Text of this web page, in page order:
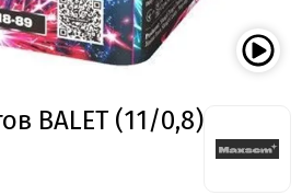
BALET (11/0,8)